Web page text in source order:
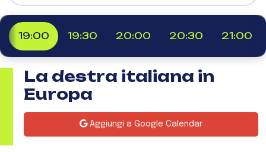
19:00 19:30 20:00 20:30 21:00
La destra italiana in
Europa
Aggiungi a Google Calendar